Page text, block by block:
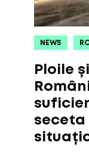
NEWS
Ploile
seceta